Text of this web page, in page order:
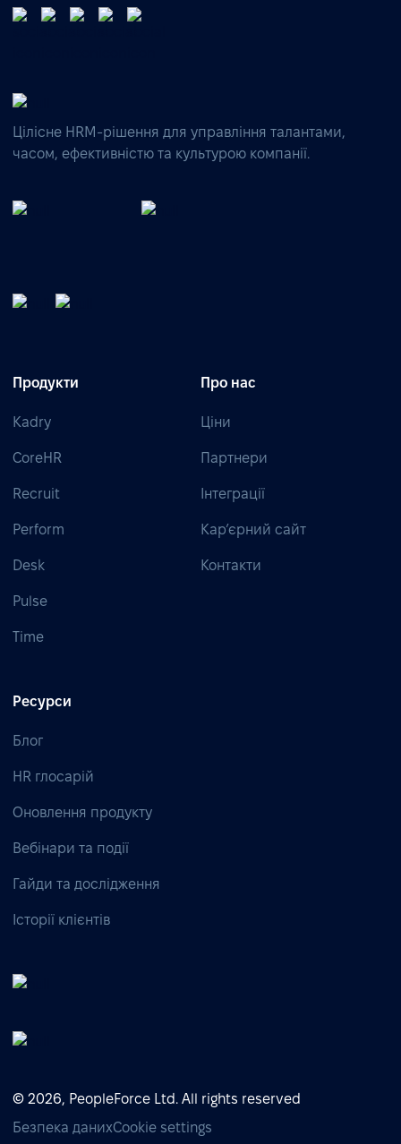
Цілісне HRM-рішення для управління талантами,
часом, ефективністю та культурою компанії.
Продукти
Kadry
CoreHR
Recruit
Perform
Desk
Pulse
Time
Про нас
Ціни
Партнери
Інтеграції
Кар’єрний сайт
Контакти
Ресурси
Блог
HR глосарій
Оновлення продукту
Вебінари та події
Гайди та дослідження
Історії клієнтів
© 2026, PeopleForce Ltd. All rights reserved
Безпека данихCookie settings